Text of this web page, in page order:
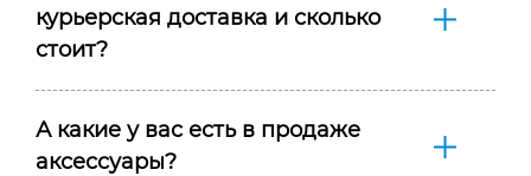
курьерская доставка и сколько
стоит?
А какие у вас есть в продаже
аксессуары?